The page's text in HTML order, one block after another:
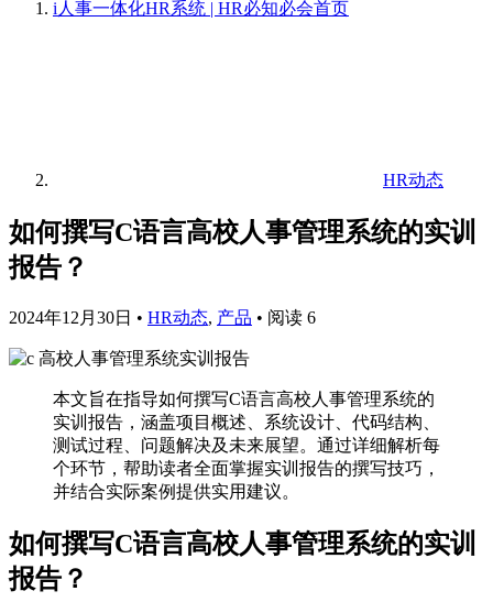
i人事一体化HR系统 | HR必知必会首页
HR动态
如何撰写C语言高校人事管理系统的实训
报告？
2024年12月30日 • HR动态, 产品 • 阅读 6
本文旨在指导如何撰写C语言高校人事管理系统的
实训报告，涵盖项目概述、系统设计、代码结构、
测试过程、问题解决及未来展望。通过详细解析每
个环节，帮助读者全面掌握实训报告的撰写技巧，
并结合实际案例提供实用建议。
如何撰写C语言高校人事管理系统的实训
报告？